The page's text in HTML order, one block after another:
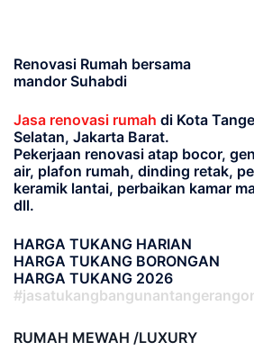
Renovasi Rumah bersama
mandor Suhabdi
Jasa renovasi rumah di Kota
Selatan, Jakarta Barat.
Pekerjaan renovasi atap bocor,
air, plafon rumah, dinding retak,
keramik lantai, perbaikan kamar
dll.
HARGA TUKANG HARIAN
HARGA TUKANG BORONGAN
HARGA TUKANG 2026
RUMAH MEWAH /LUXURY